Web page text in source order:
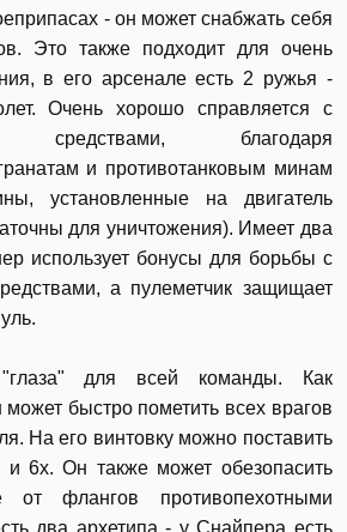
- он может снабжать себя
Это также подходит для очень
в его арсенале есть 2 ружья -
Очень хорошо справляется с
средствами, благодаря
и противотанковым минам
установленные на двигатель
для уничтожения). Имеет два
использует бонусы для борьбы с
а пулеметчик защищает
"глаза" для всей команды. Как
быстро пометить всех врагов
На его винтовку можно поставить
6х. Он также может обезопасить
от флангов противопехотными
два архетипа - у Снайпера есть